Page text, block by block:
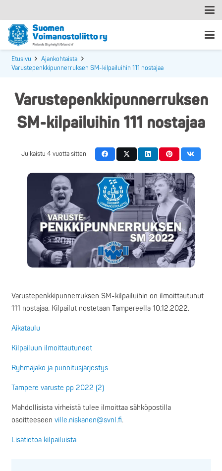
Etusivu
Ajankohtaista
Varustepenkkipunnerruksen SM-kilpailuihin 111 nostajaa
Varustepenkkipunnerruksen
SM-kilpailuihin 111 nostajaa
Julkaistu 4 vuotta sitten
Varustepenkkipunnerruksen SM-kilpailuihin on ilmoittautunut
111 nostajaa. Kilpailut nostetaan Tampereella 10.12.2022.
Aikataulu
Kilpailuun ilmoittautuneet
Ryhmäjako ja punnitusjärjestys
Tampere varuste pp 2022 (2)
Mahdollisista virheistä tulee ilmoittaa sähköpostilla
osoitteeseen ville.niskanen@svnl.fi.
Lisätietoa kilpailuista